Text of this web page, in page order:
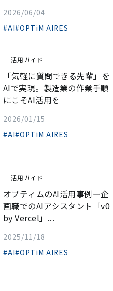
2026/06/04
#AI#OPTiM AIRES
活用ガイド
「気軽に質問できる先輩」を
AIで実現。製造業の作業手順
にこそAI活用を
2026/01/15
#AI#OPTiM AIRES
活用ガイド
オプティムのAI活用事例ー企
画職でのAIアシスタント「v0
by Vercel」...
2025/11/18
#AI#OPTiM AIRES